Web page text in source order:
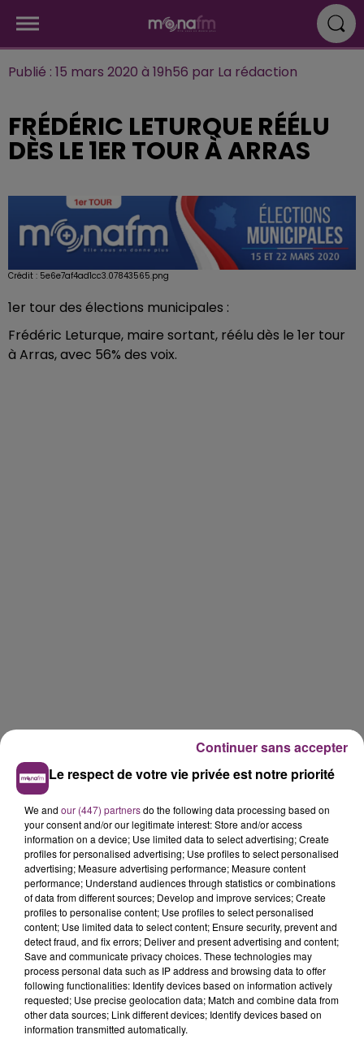
Publié : 15 mars 2020 à 19h56 par La rédaction
FRÉDÉRIC LETURQUE RÉÉLU
DÈS LE 1ER TOUR À ARRAS
Crédit : 5e6e7af4ad1cc3.07843565.png
1er tour des élections municipales :
Frédéric Leturque, maire sortant, réélu dès le 1er tour
à Arras, avec 56% des voix.
La Bulle - Guinguette éphémère
de Frelinghien !
éclipse solaire du 12 Août 2026
Le respect de votre vie privée est notre priorité
We and our (447) partnersdo the following data processing based on
your consent and/or our legitimate interest: Store and/or access
information on a device; Use limited data to select advertising; Create
profiles for personalised advertising; Use profiles to select personalised
advertising; Measure advertising performance; Measure content
performance; Understand audiences through statistics or combinations
of data from different sources; Develop and improve services; Create
profiles to personalise content; Use profiles to select personalised
content; Use limited data to select content; Ensure security, prevent and
detect fraud, and fix errors; Deliver and present advertising and content;
Save and communicate privacy choices. These technologies may
process personal data such as IP address and browsing data to offer
following functionalities: Identify devices based on information actively
requested; Use precise geolocation data; Match and combine data from
other data sources; Link different devices; Identify devices based on
information transmitted automatically.
Continuer sans accepter